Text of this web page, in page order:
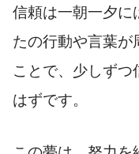
信頼は一朝一夕に
たの行動や言葉が
ことで、少しずつ
はずです。